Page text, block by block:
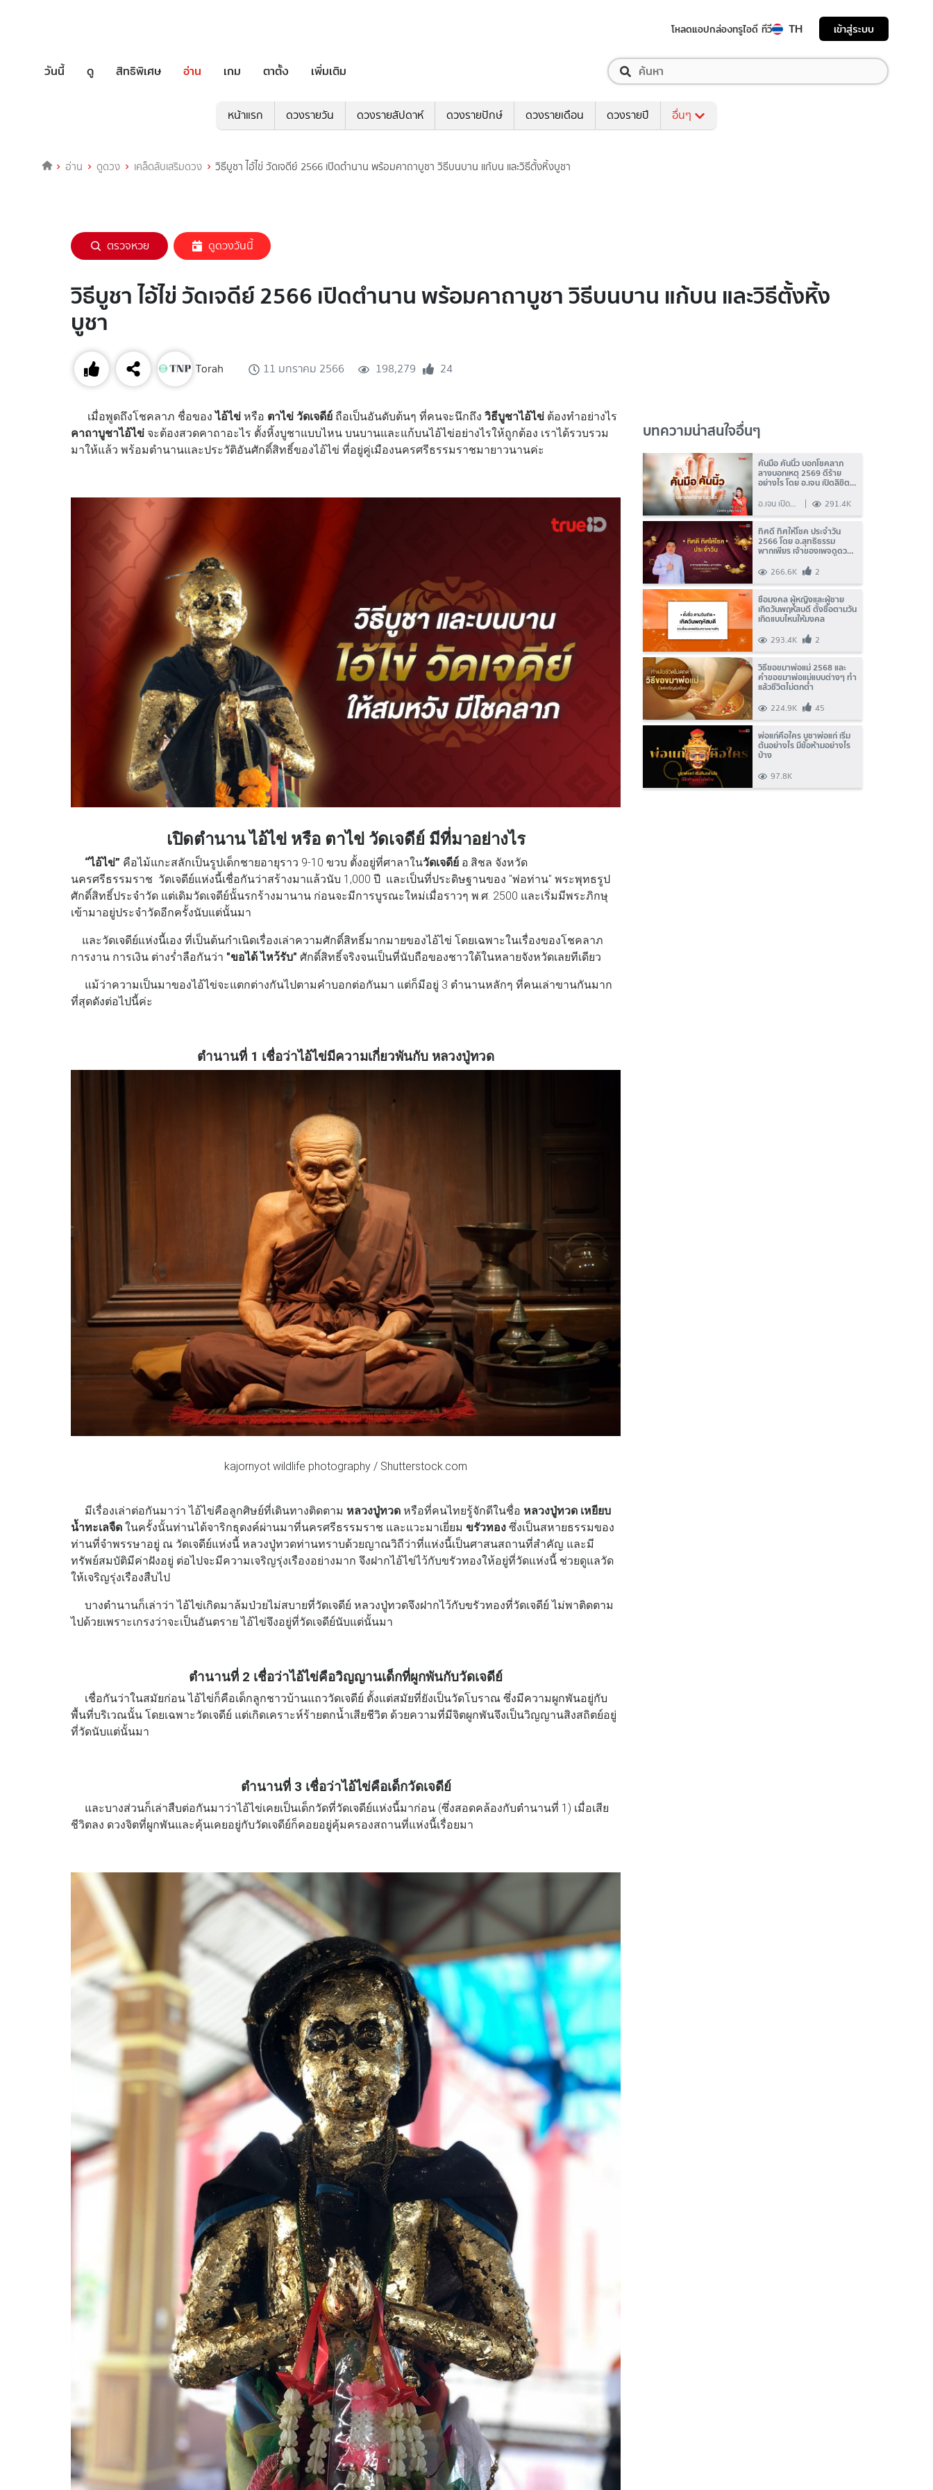
โหลดแอปกล่องทรูไอดี ทีวี TH เข้าสู่ระบบ
วันนี้ ดู สิทธิพิเศษ อ่าน เกม ตาตั้ง เพิ่มเติม
หน้าแรก ดวงรายวัน ดวงรายสัปดาห์ ดวงรายปักษ์ ดวงรายเดือน ดวงรายปี อื่นๆ
อ่าน ดูดวง เคล็ดลับเสริมดวง วิธีบูชา ไอ้ไข่ วัดเจดีย์ 2566 เปิดตำนาน พร้อมคาถาบูชา วิธีบนบาน แก้บน และวิธีตั้งหิ้งบูชา
ตรวจหวย ดูดวงวันนี้
วิธีบูชา ไอ้ไข่ วัดเจดีย์ 2566 เปิดตำนาน พร้อมคาถาบูชา วิธีบนบาน แก้บน และวิธีตั้งหิ้ง
บูชา
Torah 11 มกราคม 2566 198,279 24
เมื่อพูดถึงโชคลาภ ชื่อของ ไอ้ไข่ หรือ ตาไข่ วัดเจดีย์ ถือเป็นอันดับต้นๆ ที่คนจะนึกถึง วิธีบูชาไอ้ไข่ ต้องทำอย่างไร
คาถาบูชาไอ้ไข่ จะต้องสวดคาถาอะไร ตั้งหิ้งบูชาแบบไหน บนบานและแก้บนไอ้ไข่อย่างไรให้ถูกต้อง เราได้รวบรวม
มาให้แล้ว พร้อมตำนานและประวัติอันศักดิ์สิทธิ์ของไอ้ไข่ ที่อยู่คู่เมืองนครศรีธรรมราชมายาวนานค่ะ
เปิดตำนาน ไอ้ไข่ หรือ ตาไข่ วัดเจดีย์ มีที่มาอย่างไร
“ไอ้ไข่” คือไม้แกะสลักเป็นรูปเด็กชายอายุราว 9-10 ขวบ ตั้งอยู่ที่ศาลาในวัดเจดีย์ อ.สิชล จังหวัด
นครศรีธรรมราช วัดเจดีย์แห่งนี้เชื่อกันว่าสร้างมาแล้วนับ 1,000 ปี และเป็นที่ประดิษฐานของ "พ่อท่าน" พระพุทธรูป
ศักดิ์สิทธิ์ประจำวัด แต่เดิมวัดเจดีย์นั้นรกร้างมานาน ก่อนจะมีการบูรณะใหม่เมื่อราวๆ พ.ศ. 2500 และเริ่มมีพระภิกษุ
เข้ามาอยู่ประจำวัดอีกครั้งนับแต่นั้นมา
และวัดเจดีย์แห่งนี้เอง ที่เป็นต้นกำเนิดเรื่องเล่าความศักดิ์สิทธิ์มากมายของไอ้ไข่ โดยเฉพาะในเรื่องของโชคลาภ
การงาน การเงิน ต่างร่ำลือกันว่า "ขอได้ ไหว้รับ" ศักดิ์สิทธิ์จริงจนเป็นที่นับถือของชาวใต้ในหลายจังหวัดเลยทีเดียว
แม้ว่าความเป็นมาของไอ้ไข่จะแตกต่างกันไปตามคำบอกต่อกันมา แต่ก็มีอยู่ 3 ตำนานหลักๆ ที่คนเล่าขานกันมาก
ที่สุดดังต่อไปนี้ค่ะ
ตำนานที่ 1 เชื่อว่าไอ้ไข่มีความเกี่ยวพันกับ หลวงปู่ทวด
kajornyot wildlife photography / Shutterstock.com
มีเรื่องเล่าต่อกันมาว่า ไอ้ไข่คือลูกศิษย์ที่เดินทางติดตาม หลวงปู่ทวด หรือที่คนไทยรู้จักดีในชื่อ หลวงปู่ทวด เหยียบ
น้ำทะเลจืด ในครั้งนั้นท่านได้จาริกธุดงค์ผ่านมาที่นครศรีธรรมราช และแวะมาเยี่ยม ขรัวทอง ซึ่งเป็นสหายธรรมของ
ท่านที่จำพรรษาอยู่ ณ วัดเจดีย์แห่งนี้ หลวงปู่ทวดท่านทราบด้วยญาณวิถีว่าที่แห่งนี้เป็นศาสนสถานที่สำคัญ และมี
ทรัพย์สมบัติมีค่าฝังอยู่ ต่อไปจะมีความเจริญรุ่งเรืองอย่างมาก จึงฝากไอ้ไข่ไว้กับขรัวทองให้อยู่ที่วัดแห่งนี้ ช่วยดูแลวัด
ให้เจริญรุ่งเรืองสืบไป
บางตำนานก็เล่าว่า ไอ้ไข่เกิดมาล้มป่วยไม่สบายที่วัดเจดีย์ หลวงปู่ทวดจึงฝากไว้กับขรัวทองที่วัดเจดีย์ ไม่พาติดตาม
ไปด้วยเพราะเกรงว่าจะเป็นอันตราย ไอ้ไข่จึงอยู่ที่วัดเจดีย์นับแต่นั้นมา
ตำนานที่ 2 เชื่อว่าไอ้ไข่คือวิญญานเด็กที่ผูกพันกับวัดเจดีย์
เชื่อกันว่าในสมัยก่อน ไอ้ไข่ก็คือเด็กลูกชาวบ้านแถววัดเจดีย์ ตั้งแต่สมัยที่ยังเป็นวัดโบราณ ซึ่งมีความผูกพันอยู่กับ
พื้นที่บริเวณนั้น โดยเฉพาะวัดเจดีย์ แต่เกิดเคราะห์ร้ายตกน้ำเสียชีวิต ด้วยความที่มีจิตผูกพันจึงเป็นวิญญานสิงสถิตย์อยู่
ที่วัดนับแต่นั้นมา
ตำนานที่ 3 เชื่อว่าไอ้ไข่คือเด็กวัดเจดีย์
และบางส่วนก็เล่าสืบต่อกันมาว่าไอ้ไข่เคยเป็นเด็กวัดที่วัดเจดีย์แห่งนี้มาก่อน (ซึ่งสอดคล้องกับตำนานที่ 1) เมื่อเสีย
ชีวิตลง ดวงจิตที่ผูกพันและคุ้นเคยอยู่กับวัดเจดีย์ก็คอยอยู่คุ้มครองสถานที่แห่งนี้เรื่อยมา
บทความน่าสนใจอื่นๆ
คันมือ คันนิ้ว บอกโชคลาภ
ลางบอกเหตุ 2569 ดีร้าย
อย่างไร โดย อ.เจน เปิดลิขิต
อ.เจน เปิด
ลิขิต ธูป
พยากรณ์
291.4K
ทิศดี ทิศให้โชค ประจำวัน
2566 โดย อ.สุทธิธรรม
พากเพียร เจ้าของเพจดูดวง
266.6K 2
ชื่อมงคล ผู้หญิงและผู้ชาย
เกิดวันพฤหัสบดี ตั้งชื่อตามวัน
เกิดแบบไหนให้มงคล
293.4K 2
วิธีขอขมาพ่อแม่ 2568 และ
คำขอขมาพ่อแม่แบบต่างๆ ทำ
แล้วชีวิตไม่ตกต่ำ
224.9K 45
พ่อแก่คือใคร บูชาพ่อแก่ เริ่ม
ต้นอย่างไร มีข้อห้ามอย่างไร
บ้าง
97.8K